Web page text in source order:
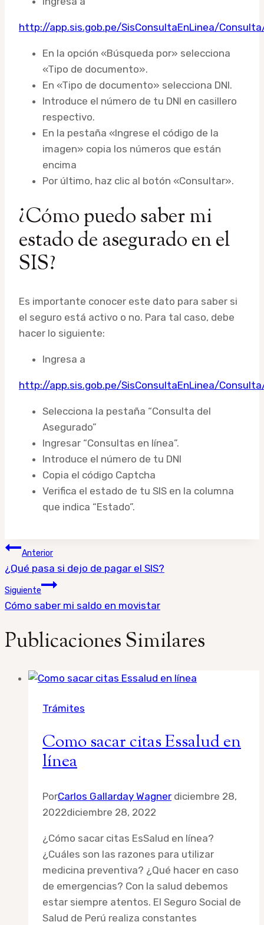
http://app.sis.gob.pe/SisConsultaEnLinea/
En la opción «Búsqueda por» selecciona
«Tipo de documento».
En «Tipo de documento» selecciona DNI.
Introduce el número de tu DNI en casillero
respectivo.
En la pestaña «Ingrese el código de la
imagen» copia los números que están
encima
Por último, haz clic al botón «Consultar».
¿Cómo puedo saber mi
estado de asegurado en el
SIS?
Es importante conocer este dato para saber si
el seguro está activo o no. Para tal caso, debe
hacer lo siguiente:
Ingresa a
http://app.sis.gob.pe/SisConsultaEnLinea/
Selecciona la pestaña “Consulta del
Asegurado”
Ingresar “Consultas en línea”.
Introduce el número de tu DNI
Copia el código Captcha
Verifica el estado de tu SIS en la columna
que indica “Estado”.
Navegación
de
entradas
Anterior
¿Qué pasa si dejo de pagar el SIS?
Siguiente
Cómo saber mi saldo en movistar
Publicaciones Similares
Trámites
Como sacar citas Essalud en
línea
PorCarlos Gallarday Wagner diciembre 28,
2022diciembre 28, 2022
¿Cómo sacar citas EsSalud en línea?
¿Cuáles son las razones para utilizar
medicina preventiva? ¿Qué hacer en caso
de emergencias? Con la salud debemos
estar siempre atentos. El Seguro Social de
Salud de Perú realiza constantes